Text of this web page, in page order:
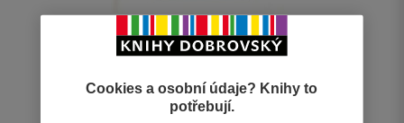
Odpovědnost
Radim Palouš,Aleš Prázný
Cookies a osobní údaje? Knihy to
potřebují.